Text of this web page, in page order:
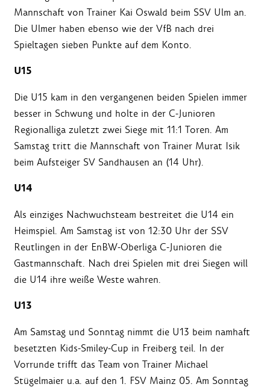
Mannschaft von Trainer Kai Oswald beim SSV Ulm an.
Die Ulmer haben ebenso wie der VfB nach drei
Spieltagen sieben Punkte auf dem Konto.
U15
Die U15 kam in den vergangenen beiden Spielen immer
besser in Schwung und holte in der C-Junioren
Regionalliga zuletzt zwei Siege mit 11:1 Toren. Am
Samstag tritt die Mannschaft von Trainer Murat Isik
beim Aufsteiger SV Sandhausen an (14 Uhr).
U14
Als einziges Nachwuchsteam bestreitet die U14 ein
Heimspiel. Am Samstag ist von 12:30 Uhr der SSV
Reutlingen in der EnBW-Oberliga C-Junioren die
Gastmannschaft. Nach drei Spielen mit drei Siegen will
die U14 ihre weiße Weste wahren.
U13
Am Samstag und Sonntag nimmt die U13 beim namhaft
besetzten Kids-Smiley-Cup in Freiberg teil. In der
Vorrunde trifft das Team von Trainer Michael
Stügelmaier u.a. auf den 1. FSV Mainz 05. Am Sonntag